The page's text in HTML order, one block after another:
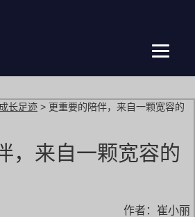
长足迹 > 更重要的陪伴，来自一颗宽容的
，来自一颗宽容的
作者：崔小丽